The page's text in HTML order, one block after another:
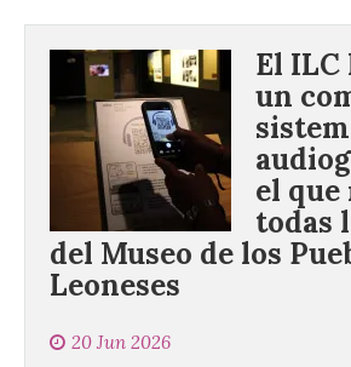
El
un
el
todas
del Museo de los
Leoneses
20 Jun 2026